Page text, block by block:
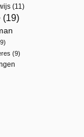
(11)
(19)
(9)